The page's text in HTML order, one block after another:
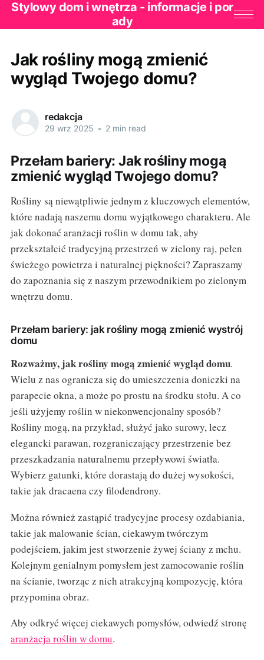
Stylowy dom i wnętrza - informacje i por
ady
Jak rośliny mogą zmienić
wygląd Twojego domu?
redakcja
29 wrz 2025 • 2 min read
Przełam bariery: Jak rośliny mogą
zmienić wygląd Twojego domu?
Rośliny są niewątpliwie jednym z kluczowych elementów,
które nadają naszemu domu wyjątkowego charakteru. Ale
jak dokonać aranżacji roślin w domu tak, aby
przekształcić tradycyjną przestrzeń w zielony raj, pełen
świeżego powietrza i naturalnej piękności? Zapraszamy
do zapoznania się z naszym przewodnikiem po zielonym
wnętrzu domu.
Przełam bariery: jak rośliny mogą zmienić wystrój
domu
Rozważmy, jak rośliny mogą zmienić wygląd domu.
Wielu z nas ogranicza się do umieszczenia doniczki na
parapecie okna, a może po prostu na środku stołu. A co
jeśli użyjemy roślin w niekonwencjonalny sposób?
Rośliny mogą, na przykład, służyć jako surowy, lecz
elegancki parawan, rozgraniczający przestrzenie bez
przeszkadzania naturalnemu przepływowi światła.
Wybierz gatunki, które dorastają do dużej wysokości,
takie jak dracaena czy filodendrony.
Można również zastąpić tradycyjne procesy ozdabiania,
takie jak malowanie ścian, ciekawym twórczym
podejściem, jakim jest stworzenie żywej ściany z mchu.
Kolejnym genialnym pomysłem jest zamocowanie roślin
na ścianie, tworząc z nich atrakcyjną kompozycję, która
przypomina obraz.
Aby odkryć więcej ciekawych pomysłów, odwiedź stronę
aranżacja roślin w domu.